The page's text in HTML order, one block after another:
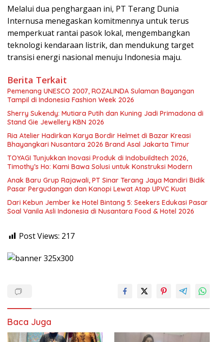
Melalui dua penghargaan ini, PT Terang Dunia
Internusa menegaskan komitmennya untuk terus
memperkuat rantai pasok lokal, mengembangkan
teknologi kendaraan listrik, dan mendukung target
transisi energi nasional menuju Indonesia maju.
Berita Terkait
Pemenang UNESCO 2007, ROZALINDA Sulaman Bayangan
Tampil di Indonesia Fashion Week 2026
Sherry Sukendy: Mutiara Putih dan Kuning Jadi Primadona di
Stand Gie Jewellery KBN 2026
Ria Atelier Hadirkan Karya Bordir Helmet di Bazar Kreasi
Bhayangkari Nusantara 2026 Brand Asal Jakarta Timur
TOYAGI Tunjukkan Inovasi Produk di Indobuildtech 2026,
Timothy’s Ho: Kami Bawa Solusi untuk Konstruksi Modern
Anak Baru Grup Rajawali, PT Sinar Terang Jaya Mandiri Bidik
Pasar Pergudangan dan Kanopi Lewat Atap UPVC Kuat
Dari Kebun Jember ke Hotel Bintang 5: Seekers Edukasi Pasar
Soal Vanila Asli Indonesia di Nusantara Food & Hotel 2026
Post Views: 217
Baca Juga